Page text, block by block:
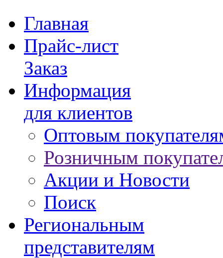
Главная
Прайс-лист
Заказ
Информация
для клиентов
Оптовым
Розничным
Акции и Новости
Поиск
Региональным
представителям